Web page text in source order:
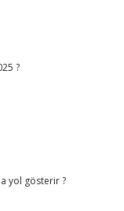
?
yol gösterir ?